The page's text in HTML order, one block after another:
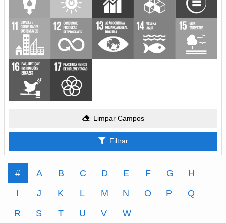
Limpar Campos
Filtrar
# A B C D E F G
H
I
J K L M N O P
Q
R
S T U V W